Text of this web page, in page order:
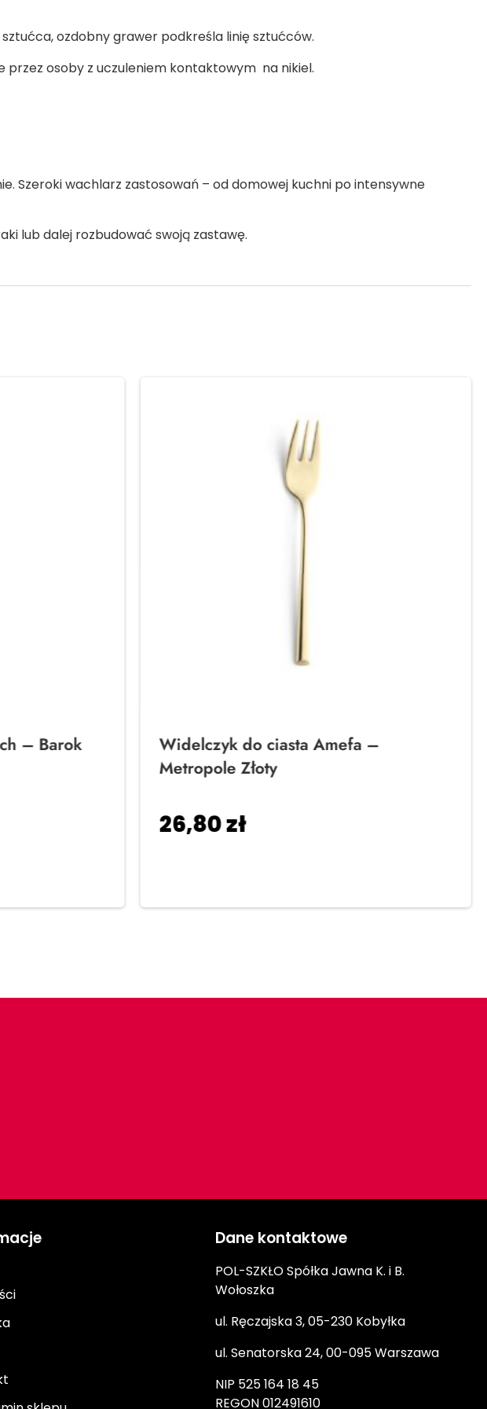
ozdobny grawer podkreśla linię sztućców.
przez osoby z uczuleniem kontaktowym na nikiel.
Szeroki wachlarz zastosowań – od domowej kuchni po intensywne
lub dalej rozbudować swoją zastawę.
Widelczyk do ciasta Amefa –
Metropole Złoty
26,80zł
– Barok
Dane kontaktowe
POL-SZKŁO Spółka Jawna K. i B.
Wołoszka
ul. Ręczajska 3, 05-230 Kobyłka
ul. Senatorska 24, 00-095 Warszawa
NIP 525 164 18 45
REGON 012491610